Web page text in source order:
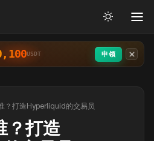
USDT 申领
？打造Hyperliquid的交易员
？打造